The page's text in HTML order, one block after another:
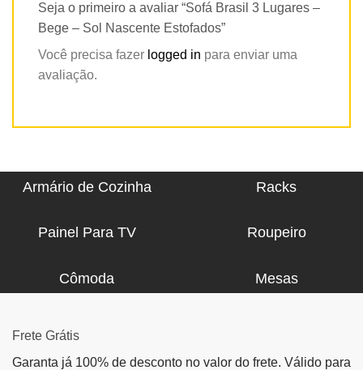
Seja o primeiro a avaliar “Sofá Brasil 3 Lugares –
Bege – Sol Nascente Estofados”
Você precisa fazer logged in para enviar uma
avaliação.
Armário de Cozinha Racks
Painel Para TV Roupeiro
Cômoda Mesas
Frete Grátis
Garanta já 100% de desconto no valor do frete. Válido para